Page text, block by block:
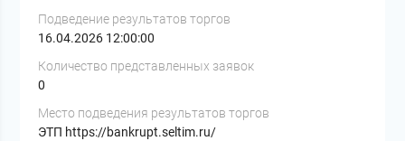
Подведение результатов торгов
16.04.2026 12:00:00
Количество представленных заявок
0
Место подведения результатов торгов
ЭТП https://bankrupt.seltim.ru/